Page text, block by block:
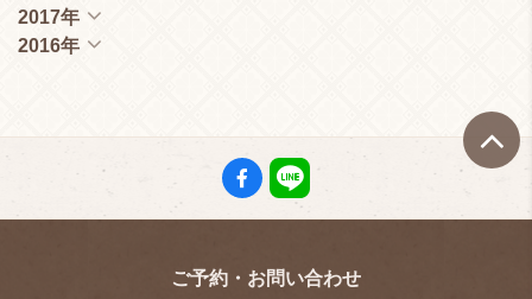
2017年
2016年
ご予約・お問い合わせ